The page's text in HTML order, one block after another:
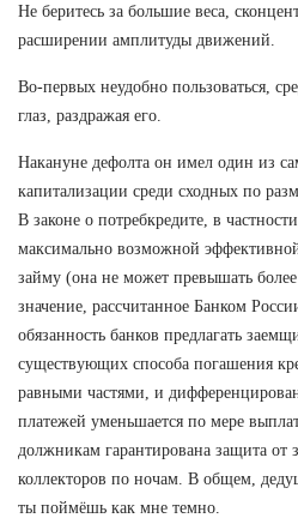
Не беритесь за большие веса,
расширении амплитуды движений.
Во-первых неудобно пользоваться,
глаз, раздражая его.
Накануне дефолта он имел один из
капитализации среди сходных по
В законе о потребкредите, в
максимально возможной
займу (она не может превышать
значение, рассчитанное Банком
обязанность банков предлагать
существующих способа погашения
равными частями, и
платежей уменьшается по мере
должникам гарантирована защита от
коллекторов по ночам. В общем,
ты поймёшь как мне темно.